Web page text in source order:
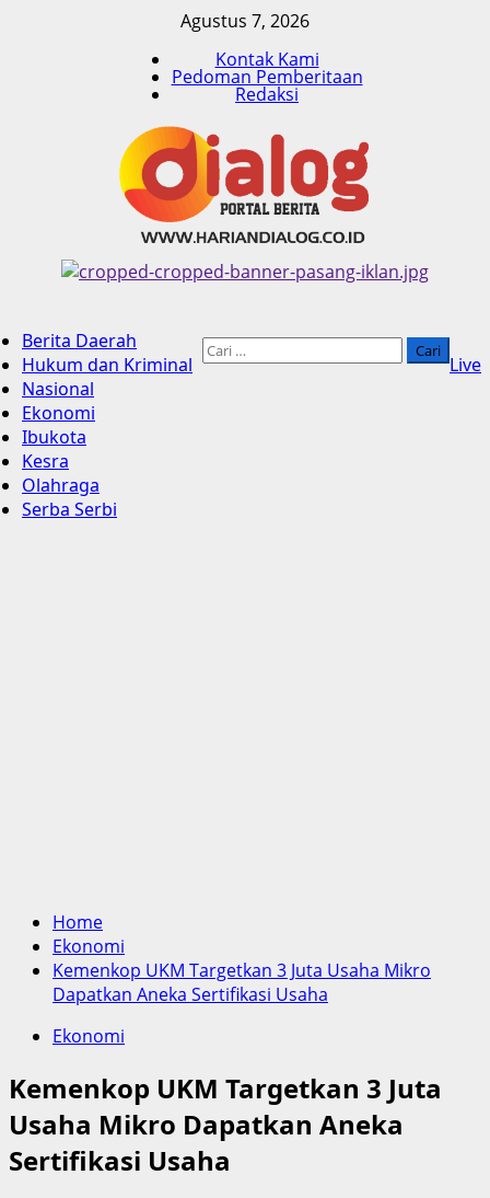
Agustus 7, 2026
Kontak Kami
Pedoman Pemberitaan
Redaksi
Menu
Berita Daerah
Hukum dan Kriminal
Nasional
Ekonomi
Ibukota
Kesra
Olahraga
Serba Serbi
Cari
Live
Home
Ekonomi
Kemenkop UKM Targetkan 3 Juta Usaha Mikro
Dapatkan Aneka Sertifikasi Usaha
Ekonomi
Kemenkop UKM Targetkan 3 Juta
Usaha Mikro Dapatkan Aneka
Sertifikasi Usaha